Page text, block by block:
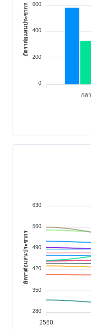
กล
600
400
200
0
อัตราต่อแสนประชากร
2560
630
560
490
420
350
280
อัตราต่อแสนประชากร